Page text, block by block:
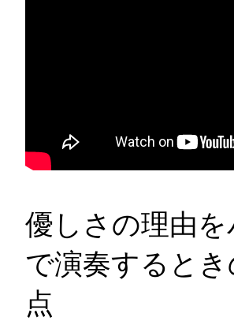
優しさの理由を
で演奏すると
点